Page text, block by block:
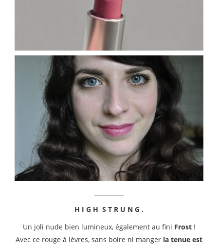
H I G H S T R U N G .
Un joli nude bien lumineux, également au fini Frost!
Avec ce rouge à lèvres, sans boire ni manger la tenue est